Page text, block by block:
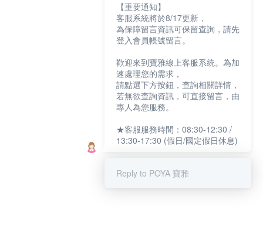
【重要通知】
客服系統將於8/17更新，
為保障留言資訊可保留查詢，請先
登入會員帳號留言。
歡迎來到寶雅線上客服系統。為加
速處理您的需求，
請點選下方按鈕，查詢相關詳情，
若無欲查詢資訊，可直接留言，由
專人為您服務。
★客服服務時間：08:30-12:30 /
13:30-17:30 (假日/國定假日休息)
Reply to POYA 寶雅